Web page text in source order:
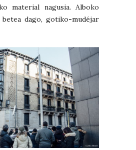
material nagusia. Alboko
dago, gotiko-mudéjar